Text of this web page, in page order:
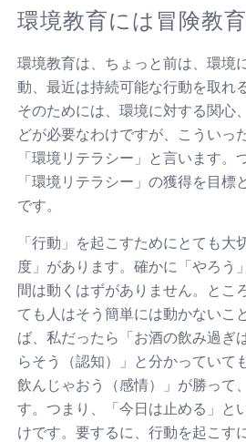
環境教育には冒険教
環境教育は、ちょっと前は、環境
動、最近は持続可能な行動を取れ
そのためには、環境に対する関心
どが必要なわけですが、こういっ
「環境リテラシー」と言います。
「環境リテラシー」の獲得を目標
です。
「行動」を起こすためにとても大
度」があります。確かに「やろう
間は動くはずがありません。とこ
ても人はそう簡単には動かないこ
ば、私だったら「お酒の飲み過ぎ
らそう（認知）」と分かっていて
飲んじゃおう（感情）」が勝って
す。つまり、「今日は止める」と
けです。要するに、行動を起こす